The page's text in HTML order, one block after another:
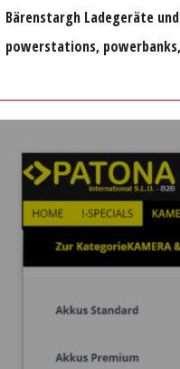
Bärenstargh Ladegeräte
powerstations,